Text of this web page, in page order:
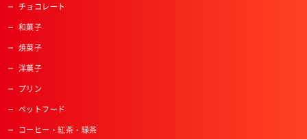
チョコレート
和菓子
焼菓子
洋菓子
プリン
ペットフード
コーヒー・紅茶・緑茶